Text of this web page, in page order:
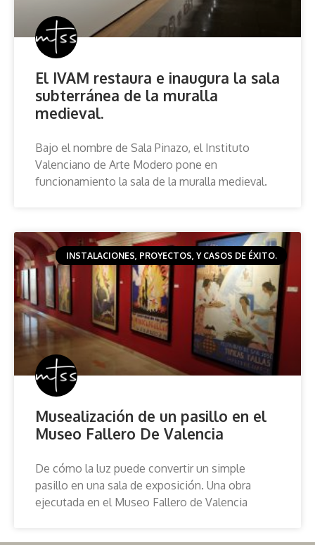
El IVAM restaura e inaugura la sala
subterránea de la muralla
medieval.
Bajo el nombre de Sala Pinazo, el Instituto
Valenciano de Arte Modero pone en
funcionamiento la sala de la muralla medieval.
INSTALACIONES, PROYECTOS, Y CASOS DE ÉXITO.
Musealización de un pasillo en el
Museo Fallero De Valencia
De cómo la luz puede convertir un simple
pasillo en una sala de exposición. Una obra
ejecutada en el Museo Fallero de Valencia